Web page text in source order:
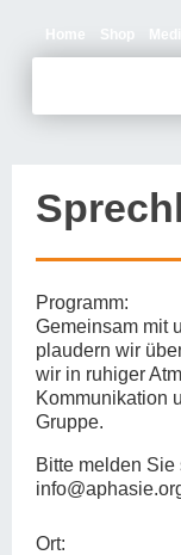
Home Shop
Programm:
Gemeinsam mit
plaudern wir
wir in ruhiger
Kommunikation
Gruppe.
Bitte melden Sie
Ort: